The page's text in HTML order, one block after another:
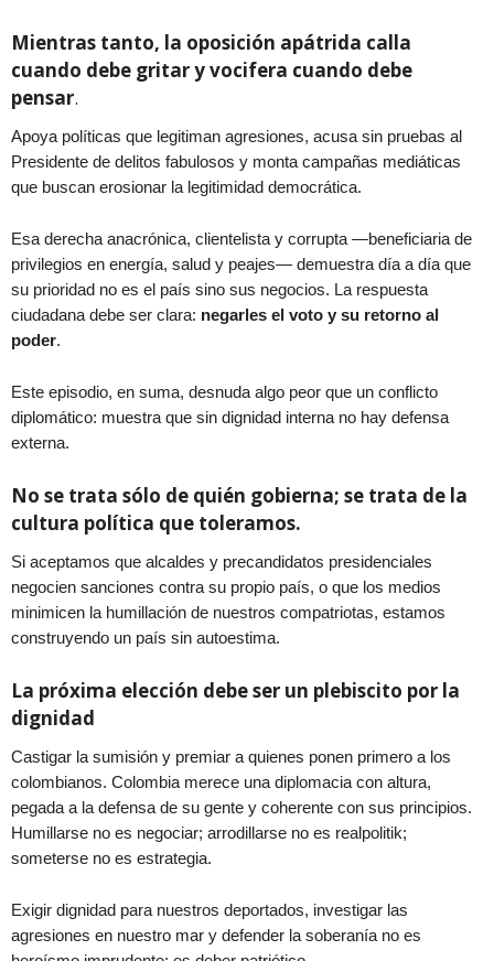
Mientras tanto, la oposición apátrida calla
cuando debe gritar y vocifera cuando debe
pensar.
Apoya políticas que legitiman agresiones, acusa sin pruebas al
Presidente de delitos fabulosos y monta campañas mediáticas
que buscan erosionar la legitimidad democrática.
Esa derecha anacrónica, clientelista y corrupta —beneficiaria de
privilegios en energía, salud y peajes— demuestra día a día que
su prioridad no es el país sino sus negocios. La respuesta
ciudadana debe ser clara: negarles el voto y su retorno al
poder.
Este episodio, en suma, desnuda algo peor que un conflicto
diplomático: muestra que sin dignidad interna no hay defensa
externa.
No se trata sólo de quién gobierna; se trata de la
cultura política que toleramos.
Si aceptamos que alcaldes y precandidatos presidenciales
negocien sanciones contra su propio país, o que los medios
minimicen la humillación de nuestros compatriotas, estamos
construyendo un país sin autoestima.
La próxima elección debe ser un plebiscito por la
dignidad
Castigar la sumisión y premiar a quienes ponen primero a los
colombianos. Colombia merece una diplomacia con altura,
pegada a la defensa de su gente y coherente con sus principios.
Humillarse no es negociar; arrodillarse no es realpolitik;
someterse no es estrategia.
Exigir dignidad para nuestros deportados, investigar las
agresiones en nuestro mar y defender la soberanía no es